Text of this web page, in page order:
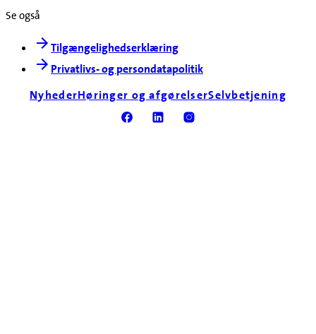
Se også
Tilgængelighedserklæring
Privatlivs- og persondatapolitik
NyhederHøringer og afgørelserSelvbetjening